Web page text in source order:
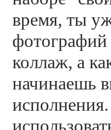
время, ты
коллаж, а
начинаешь